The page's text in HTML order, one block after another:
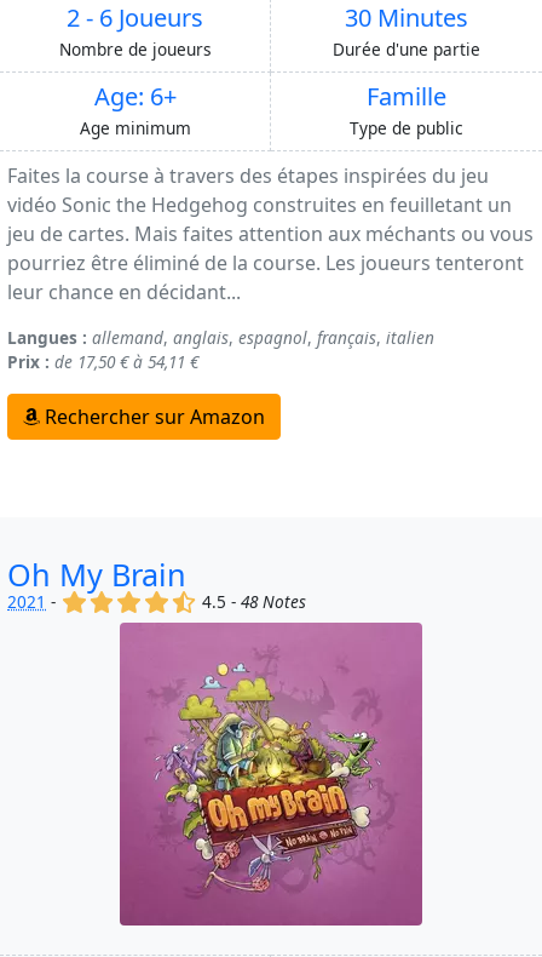
2 - 6 Joueurs
Nombre de joueurs
30 Minutes
Durée d'une partie
Age: 6+
Age minimum
Famille
Type de public
Faites la course à travers des étapes inspirées du jeu
vidéo Sonic the Hedgehog construites en feuilletant un
jeu de cartes. Mais faites attention aux méchants ou vous
pourriez être éliminé de la course. Les joueurs tenteront
leur chance en décidant...
Langues : allemand, anglais, espagnol, français, italien
Prix : de 17,50 € à 54,11 €
Rechercher sur Amazon
Oh My Brain
2021 - (x) (x) (x) (x) (,)
4.5 -48 Notes